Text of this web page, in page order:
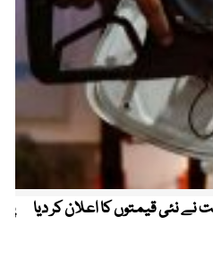
نے نئی قیمتوں کا اعلان کر دیا